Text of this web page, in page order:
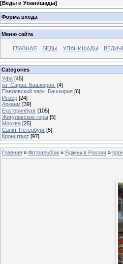
[Веды и Упанишады]
Форма входа
Меню сайта
ГЛАВНАЯ ВЕДЫ УПАНИШАДЫ
Categories
Уфа [45]
оз. Сарва. Башкирия. [4]
Павловский парк. Башкирия [6]
Инзер [24]
Аркаим [39]
Екатеринбург [105]
Жигулевские горы [5]
Москва [25]
Санкт-Петербург [5]
Кронштадт [97]
Главная » Фотоальбом » Яджны в России »